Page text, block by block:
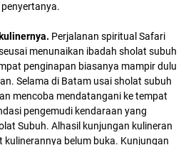
Perjalanan spiritual Safari
menunaikan ibadah sholat subuh
penginapan biasanya mampir dulu
Selama di Batam usai sholat subuh
mencoba mendatangani ke tempat
pengemudi kendaraan yang
Subuh. Alhasil kunjungan kulineran
belum buka. Kunjungan